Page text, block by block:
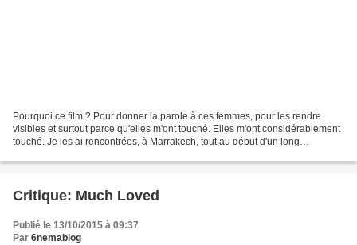
Pourquoi ce film ? Pour donner la parole à ces femmes, pour les rendre
visibles et surtout parce qu'elles m'ont touché. Elles m'ont considérablement
touché. Je les ai rencontrées, à Marrakech, tout au début d'un long
Critique: Much Loved
Publié le 13/10/2015 à 09:37
Par 6nemablog